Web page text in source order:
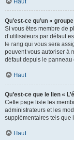
Haut
Qu’est-ce qu’un «
Si vous êtes membre de
d’utilisateurs par défaut
le rang qui vous sera
peuvent vous autoriser à
défaut depuis le panneau
Haut
Qu’est-ce que le lien «
Cette page liste les
administrateurs et les
supplémentaires tels que
Haut